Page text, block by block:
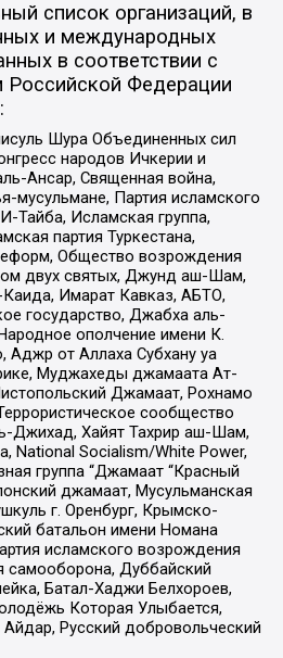
список организаций, в
и международных
в соответствии с
Российской Федерации
Шура Объединенных сил
народов Ичкерии и
Ансар, Священная война,
мусульмане, Партия исламского
Тайба, Исламская группа,
партия Туркестана,
Общество возрождения
двух святых, Джунд аш-Шам,
Имарат Кавказ, АБТО,
государство, Джабха аль-
ополчение имени К.
от Аллаха Субхану уа
Муджахеды джамаата Ат-
Джамаат, Рохнамо
сообщество
Джихад, Хайят Тахрир аш-Шам,
National Socialism/White Power,
группа “Джамаат “Красный
джамаат, Мусульманская
г. Оренбург, Крымско-
батальон имени Номана
исламского возрождения
самооборона, Дуббайский
Батал-Хаджи Белхороев,
Которая Улыбается,
Русский добровольческий